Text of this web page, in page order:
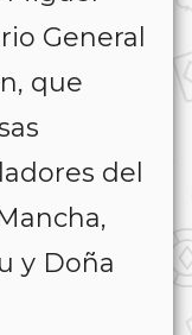
General
que
del
y Doña